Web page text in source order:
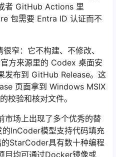
者 GitHub Actions 里
包需要 Entra ID 认证而不
窄：它不构建、不修改、
方来源里的 Codex 桌面安
发布到 GitHub Release。这
页面拿到 Windows MSIX
校验和核对文件。
市场上出现了多个优秀的替
InCoder模型支持代码填充
StarCoder具有数十种编程
目均可通过Docker镜像或